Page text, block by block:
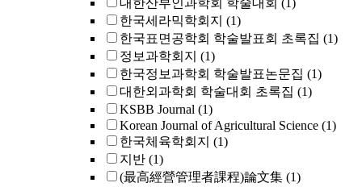
대한산부인과학회 학술대회 (1)
한국세라믹학회지 (1)
한국표면공학회 학술발표회 초록집 (1)
정보과학회지 (1)
한국정보과학회 학술발표논문집 (1)
대한외과학회 학술대회 초록집 (1)
KSBB Journal (1)
Korean Journal of Agricultural Science (1)
한국체육학회지 (1)
지반 (1)
(最高經營管理者課程)論文集 (1)